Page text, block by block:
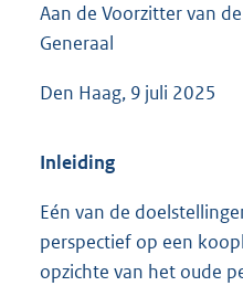
Aan de Voorzitter van
Generaal
Den Haag, 9 juli 2025
Inleiding
Eén van de
perspectief op een
opzichte van het oude